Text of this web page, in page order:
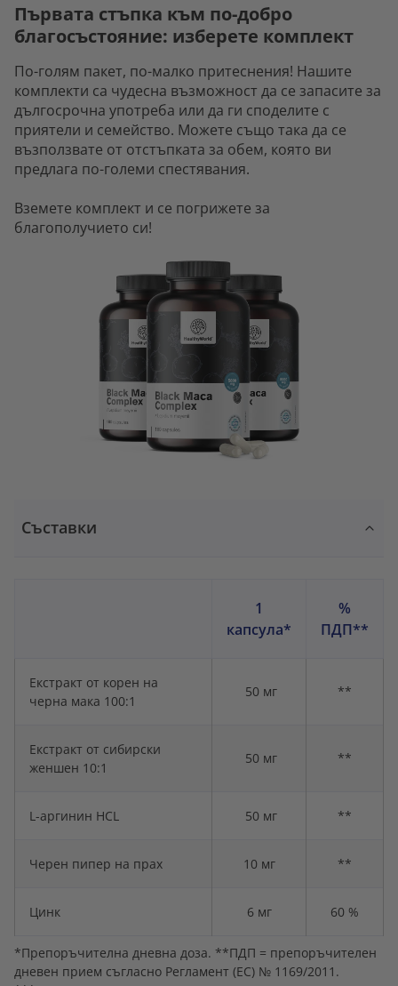
Първата стъпка към по-добро
благосъстояние: изберете комплект
По-голям пакет, по-малко притеснения! Нашите
комплекти са чудесна възможност да се запасите за
дългосрочна употреба или да ги споделите с
приятели и семейство. Можете също така да се
възползвате от отстъпката за обем, която ви
предлага по-големи спестявания.
Вземете комплект и се погрижете за
благополучието си!
Съставки
1
капсула*
%
ПДП**
Екстракт от корен на
черна мака 100:1
50 мг **
Екстракт от сибирски
женшен 10:1
50 мг **
L-аргинин HCL 50 мг **
Черен пипер на прах 10 мг **
Цинк 6 мг 60 %
*Препоръчителна дневна доза. **ПДП = препоръчителен
дневен прием съгласно Регламент (ЕС) № 1169/2011.